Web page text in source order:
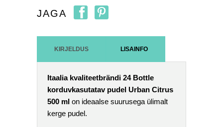
JAGA
KIRJELDUS LISAINFO
Itaalia kvaliteetbrändi 24 Bottle
korduvkasutatav pudel Urban Citrus
500 ml on ideaalse suurusega ülimalt
kerge pudel.